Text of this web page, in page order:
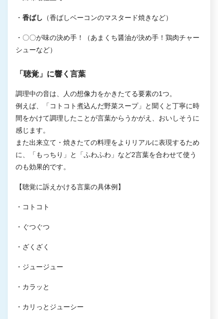
・ 香ばし （香ばしベーコンのマスタード焼きなど）
・〇〇が味の決め手！（あまくち醤油が決め手！鶏肉チャー
シューなど）
「聴覚」に響く言葉
調理中の音は、人の想像力をかきたてる要素の1つ。
例えば、「コトコト煮込んだ野菜スープ」と聞くと丁寧に時
間をかけて調理したことが言葉からうかがえ、おいしそうに
感じます。
また出来立て・焼きたての料理をよりリアルに表現するため
に、「もっちり」と「ふわふわ」など2言葉を合わせて使う
のも効果的です。
【聴覚に訴えかける言葉の具体例】
・コトコト
・ぐつぐつ
・ざくざく
・ジュージュー
・カラッと
・カリっとジューシー